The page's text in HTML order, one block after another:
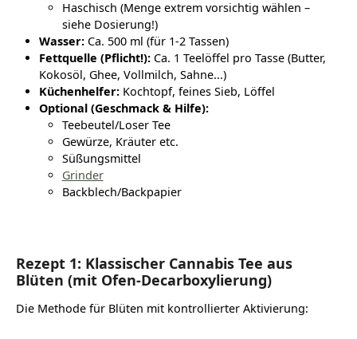
Haschisch (Menge extrem vorsichtig wählen –
siehe Dosierung!)
Wasser:Ca. 500 ml (für 1-2 Tassen)
Fettquelle (Pflicht!):Ca. 1 Teelöffel pro Tasse (Butter,
Kokosöl, Ghee, Vollmilch, Sahne...)
Küchenhelfer:Kochtopf, feines Sieb, Löffel
Optional (Geschmack & Hilfe):
Teebeutel/Loser Tee
Gewürze, Kräuter etc.
Süßungsmittel
Grinder
Backblech/Backpapier
Rezept 1: Klassischer Cannabis Tee aus
Blüten (mit Ofen-Decarboxylierung)
Die Methode für Blüten mit kontrollierter Aktivierung: